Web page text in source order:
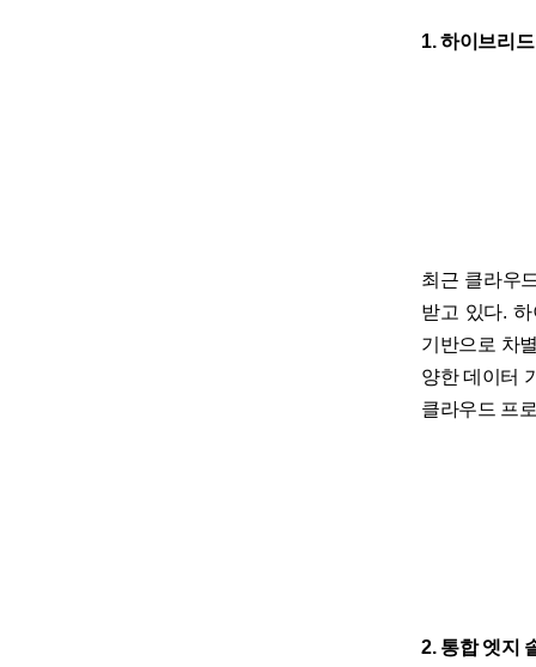
1. 하이브리
최근 클라우
받고 있다.
기반으로 차
양한 데이터
클라우드 프
2. 통합 엣지